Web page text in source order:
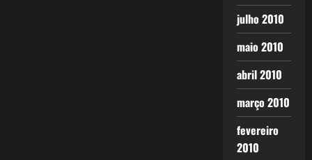
julho 2010
maio 2010
abril 2010
março 2010
fevereiro
2010